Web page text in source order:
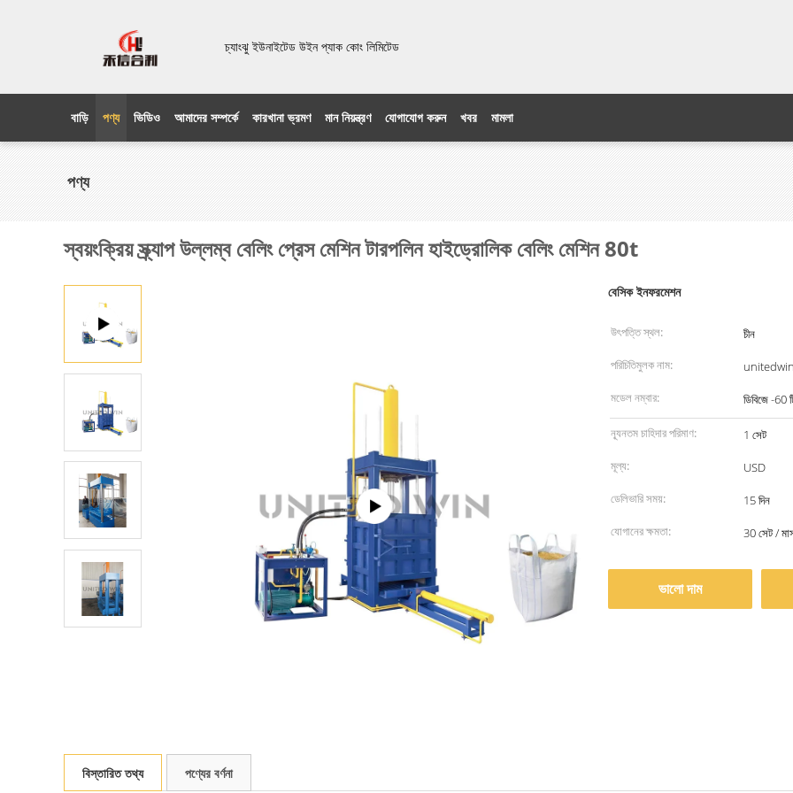
চ্যাংঝু ইউনাইটেড উইন প্যাক কোং লিমিটেড
বাড়ি পণ্য ভিডিও আমাদের সম্পর্কে কারখানা ভ্রমণ মান নিয়ন্ত্রণ যোগাযোগ করুন খবর মামলা
পণ্য
স্বয়ংক্রিয় স্ক্র্যাপ উল্লম্ব বেলিং প্রেস মেশিন টারপলিন হাইড্রোলিক বেলিং মেশিন 80t
বেসিক ইনফরমেশন
উৎপত্তি স্থল:
চীন
পরিচিতিমুলক নাম:
unitedwin
মডেল নম্বার:
ডিবিজে -60
ন্যূনতম চাহিদার পরিমাণ:
1 সেট
মূল্য:
USD
ডেলিভারি সময়:
15 দিন
যোগানের ক্ষমতা:
30 সেট /
ভালো দাম
বিস্তারিত তথ্য পণ্যের বর্ণনা